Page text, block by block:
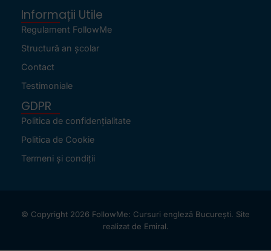
Informații Utile
Regulament FollowMe
Structură an școlar
Contact
Testimoniale
GDPR
Politica de confidențialitate
Politica de Cookie
Termeni și condiții
© Copyright 2026 FollowMe: Cursuri engleză București. Site
realizat de Emiral.